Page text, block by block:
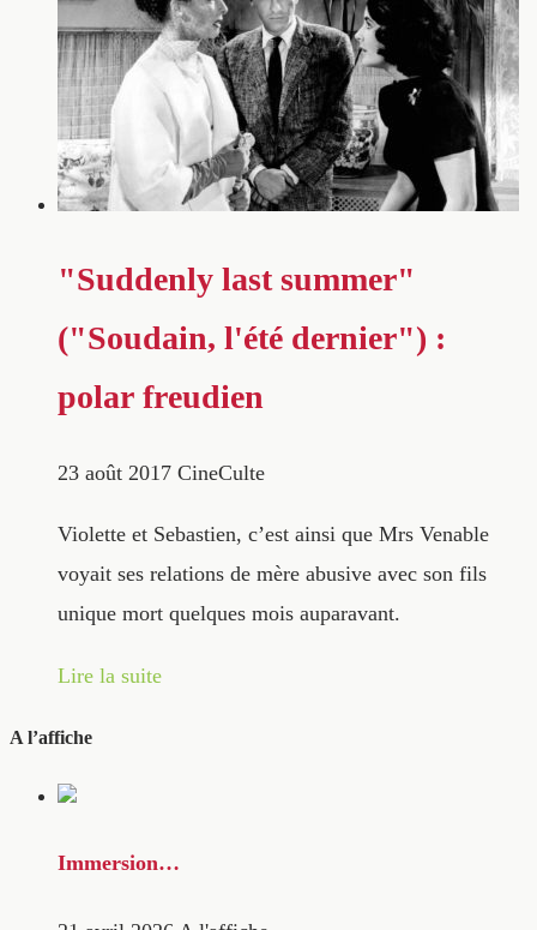
"Suddenly last summer"
("Soudain, l'été dernier") :
polar freudien
23 août 2017 CineCulte
Violette et Sebastien, c’est ainsi que Mrs Venable
voyait ses relations de mère abusive avec son fils
unique mort quelques mois auparavant.
Lire la suite
A l’affiche
Immersion…